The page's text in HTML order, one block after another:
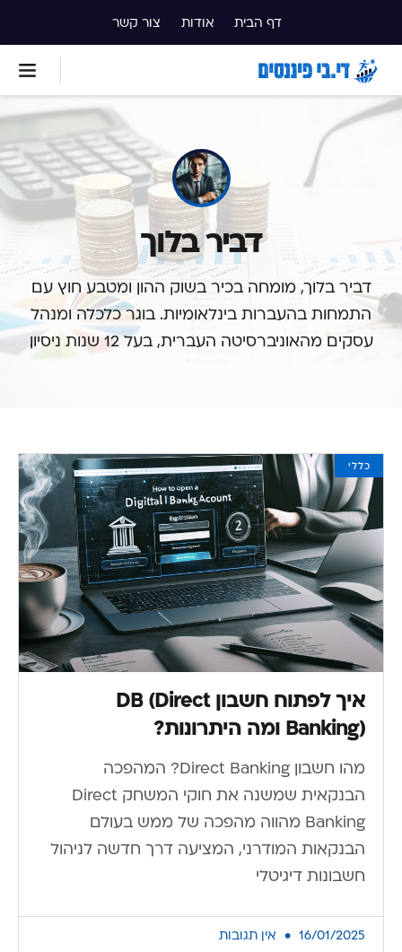
דף הבית אודות צור קשר
דביר בלוך
דביר בלוך, מומחה בכיר בשוק ההון ומטבע חוץ עם
התמחות בהעברות בינלאומיות. בוגר כלכלה ומנהל
עסקים מהאוניברסיטה העברית, בעל 12 שנות ניסיון.
כללי
איך לפתוח חשבון DB (Direct
Banking) ומה היתרונות?
מהו חשבון Direct Banking? המהפכה
הבנקאית שמשנה את חוקי המשחק Direct
Banking מהווה מהפכה של ממש בעולם
הבנקאות המודרני, המציעה דרך חדשה לניהול
חשבונות דיגיטלי
16/01/2025 אין תגובות